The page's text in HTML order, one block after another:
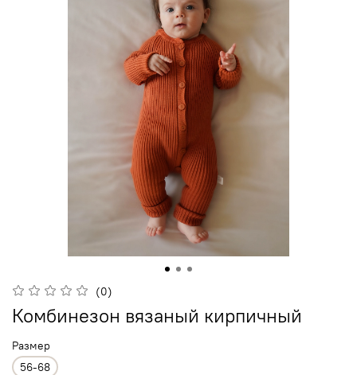
(0)
Комбинезон вязаный кирпичный
Размер
56-68